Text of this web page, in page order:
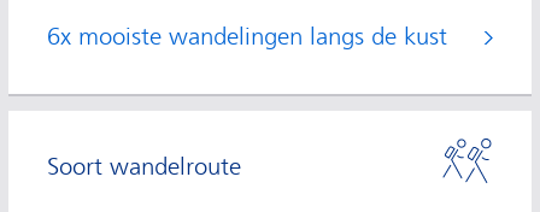
6x mooiste wandelingen langs de kust
Soort wandelroute